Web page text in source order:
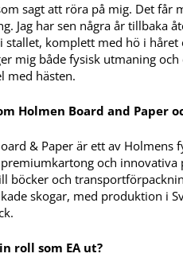
sagt att röra på mig. Det får
Jag har sen några år tillbaka
stallet, komplett med hö i håret
mig både fysisk utmaning
med hästen.
Holmen Board and Paper
& Paper är ett av Holmens
och
böcker och
skogar, med produktion i
roll som EA ut?